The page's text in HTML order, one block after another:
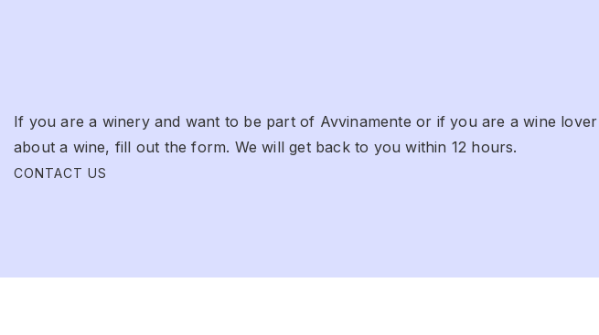
If you are a winery and want to be part of Avvinamente or if you are a wine
about a wine, fill out the form. We will get back to you within 12 hours.
CONTACT US